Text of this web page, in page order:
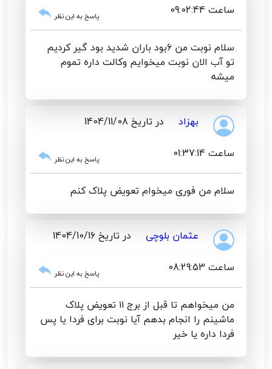
ساعت 09:02:44
پاسخ به این نظر
سلام نوبت من 6بود باران شدید بود گیر کردیم
تو آب الان نوبت میخوایم وکالت داره تموم
میشه
بهزاد
در تاریخ 1404/11/08
ساعت 01:37:14
پاسخ به این نظر
سلام من فوری میخوام تعویض پلاک کنم
عثمان بلوچی
در تاریخ 1404/10/16
ساعت 08:29:53
پاسخ به این نظر
من میخواهم تا قبل از برج ۱۱ تعویض پلاک
ماشینم را انجام بدهم آیا نوبت برای فردا یا پس
فردا داره یا خیر